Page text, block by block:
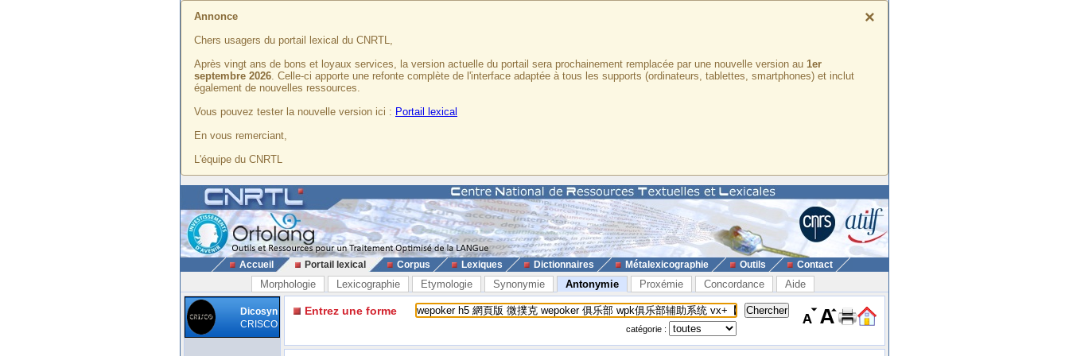
×
Annonce
Chers usagers du portail lexical du CNRTL,
Après vingt ans de bons et loyaux services, la version actuelle du portail sera prochainement remplacée par une nouvelle version au 1er
septembre 2026. Celle-ci apporte une refonte complète de l'interface adaptée à tous les supports (ordinateurs, tablettes, smartphones) et inclut
également de nouvelles ressources.
Vous pouvez tester la nouvelle version ici : Portail lexical
En vous remerciant,
L'équipe du CNRTL
Accueil Portail lexical Corpus Lexiques Dictionnaires Métalexicographie Outils Contact
Morphologie Lexicographie Etymologie Synonymie Antonymie Proxémie Concordance Aide
Dicosyn
CRISCO
Entrez une forme
catégorie :